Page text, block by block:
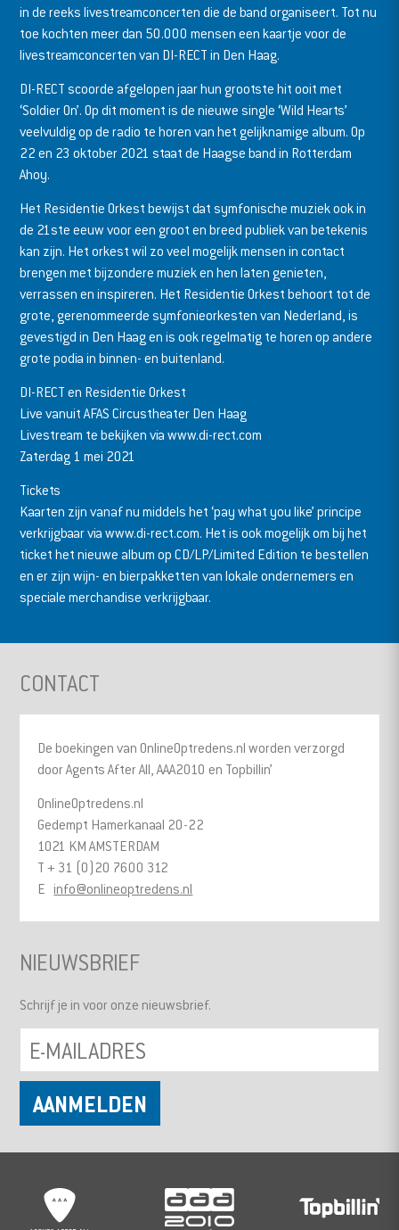
in de reeks livestreamconcerten die de band organiseert. Tot nu
toe kochten meer dan 50.000 mensen een kaartje voor de
livestreamconcerten van DI-RECT in Den Haag.
DI-RECT scoorde afgelopen jaar hun grootste hit ooit met
‘Soldier On’. Op dit moment is de nieuwe single ‘Wild Hearts’
veelvuldig op de radio te horen van het gelijknamige album. Op
22 en 23 oktober 2021 staat de Haagse band in Rotterdam
Ahoy.
Het Residentie Orkest bewijst dat symfonische muziek ook in
de 21ste eeuw voor een groot en breed publiek van betekenis
kan zijn. Het orkest wil zo veel mogelijk mensen in contact
brengen met bijzondere muziek en hen laten genieten,
verrassen en inspireren. Het Residentie Orkest behoort tot de
grote, gerenommeerde symfonieorkesten van Nederland, is
gevestigd in Den Haag en is ook regelmatig te horen op andere
grote podia in binnen- en buitenland.
DI-RECT en Residentie Orkest
Live vanuit AFAS Circustheater Den Haag
Livestream te bekijken via www.di-rect.com
Zaterdag 1 mei 2021
Tickets
Kaarten zijn vanaf nu middels het ‘pay what you like’ principe
verkrijgbaar via www.di-rect.com. Het is ook mogelijk om bij het
ticket het nieuwe album op CD/LP/Limited Edition te bestellen
en er zijn wijn- en bierpakketten van lokale ondernemers en
speciale merchandise verkrijgbaar.
CONTACT
De boekingen van OnlineOptredens.nl worden verzorgd
door Agents After All, AAA2010 en Topbillin’
OnlineOptredens.nl
Gedempt Hamerkanaal 20-22
1021 KM AMSTERDAM
T + 31 (0)20 7600 312
E info@onlineoptredens.nl
NIEUWSBRIEF
Schrijf je in voor onze nieuwsbrief.